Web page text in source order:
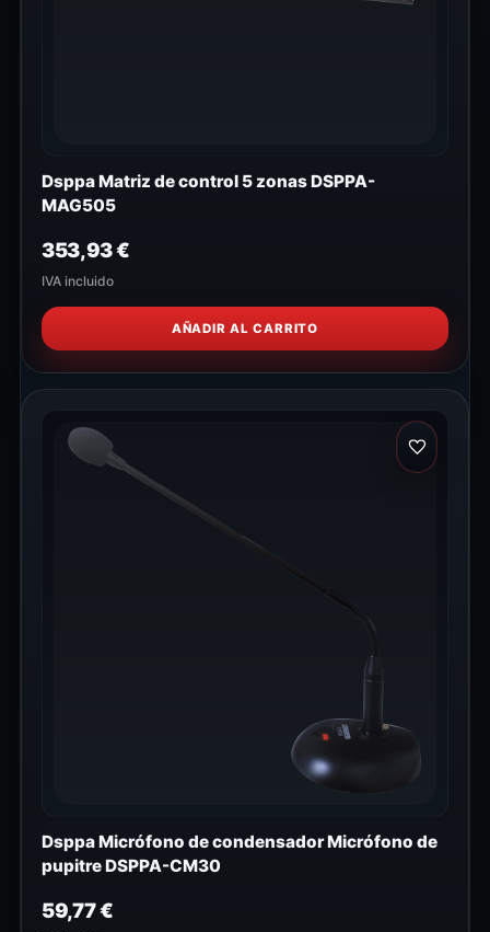
Dsppa Matriz de control 5 zonas DSPPA-
MAG505
353,93€
IVA incluido
AÑADIR AL CARRITO
Dsppa Micrófono de condensador Micrófono de
pupitre DSPPA-CM30
59,77€